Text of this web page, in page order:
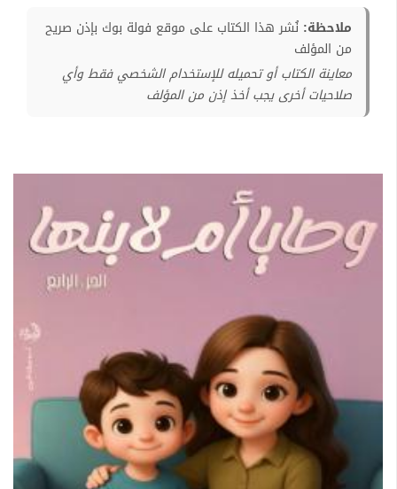
ملاحظة: نُشر هذا الكتاب على موقع فولة بوك بإذن صريح
من المؤلف
معاينة الكتاب أو تحميله للإستخدام الشخصي فقط وأي
صلاحيات أخرى يجب أخذ إذن من المؤلف